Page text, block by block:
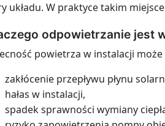
układu. W praktyce takim
odpowietrzanie jest
powietrza w instalacji
zakłócenie przepływu płynu
hałas w instalacji,
spadek sprawności wymiany